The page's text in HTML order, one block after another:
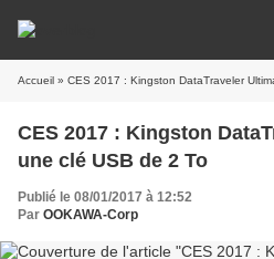
Accueil » CES 2017 : Kingston DataTraveler
CES 2017 : Kingston
une clé USB de 2 To
Publié le 08/01/2017 à 12:52
Par OOKAWA-Corp